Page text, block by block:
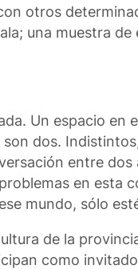
otros
una muestra
Un espacio en
dos.
entre dos
en esta
mundo, sólo
de la
como